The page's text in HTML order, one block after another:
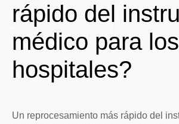
rápido del
médico para los
hospitales?
Un reprocesamiento más rápido del